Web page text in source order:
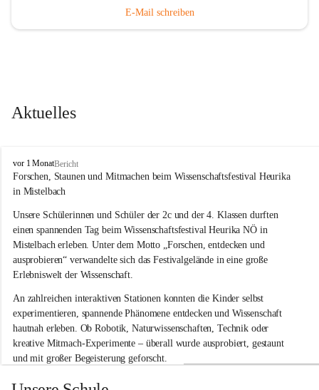
E-Mail schreiben
Aktuelles
V
o
l
s
s
c
u
l
e
G
l
o
g
g
n
i
vor 1 MonatBericht
Forschen, Staunen und Mitmachen beim Wissenschaftsfestival Heurika
in Mistelbach
Unsere Schülerinnen und Schüler der 2c und der 4. Klassen durften
einen spannenden Tag beim Wissenschaftsfestival Heurika NÖ in
Mistelbach erleben. Unter dem Motto „Forschen, entdecken und
ausprobieren“ verwandelte sich das Festivalgelände in eine große
Erlebniswelt der Wissenschaft.
An zahlreichen interaktiven Stationen konnten die Kinder selbst
experimentieren, spannende Phänomene entdecken und Wissenschaft
hautnah erleben. Ob Robotik, Naturwissenschaften, Technik oder
kreative Mitmach-Experimente – überall wurde ausprobiert, gestaunt
und mit großer Begeisterung geforscht.
Besonders beeindruckend war, dass Wissenschaftlerinnen und